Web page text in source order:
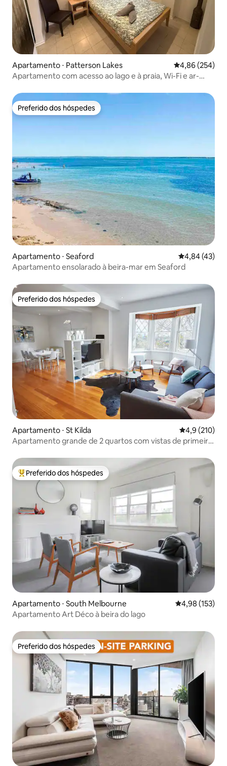
Apartamento ⋅ Patterson Lakes 4,86 de uma
4,86 (254)
Apartamento com acesso ao lago e à praia, Wi-Fi e ar-
Preferido dos hóspedes
Preferido dos hóspedes
Apartamento ⋅ Seaford 4,84 de uma
4,84 (43)
Apartamento ensolarado à beira-mar em Seaford
Preferido dos hóspedes
Preferido dos hóspedes
Apartamento ⋅ St Kilda 4,9 de uma
4,9 (210)
Apartamento grande de 2 quartos com vistas de primeira
Entre os melhores preferidos dos hóspedes
Preferido dos hóspedes
Apartamento ⋅ South Melbourne 4,98 de uma
4,98 (153)
Apartamento Art Déco à beira do lago
Preferido dos hóspedes
Preferido dos hóspedes